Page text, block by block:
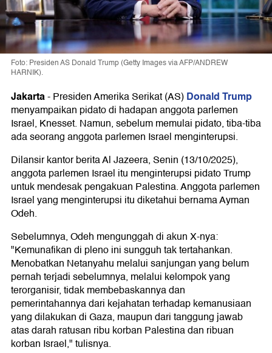
Foto: Presiden AS Donald Trump (Getty Images via AFP/ANDREW
HARNIK).
Jakarta-Presiden Amerika Serikat (AS)Donald Trump
menyampaikan pidato di hadapan anggota parlemen
Israel, Knesset. Namun, sebelum memulai pidato, tiba-tiba
ada seorang anggota parlemen Israel menginterupsi.
Dilansir kantor berita Al Jazeera, Senin (13/10/2025),
anggota parlemen Israel itu menginterupsi pidato Trump
untuk mendesak pengakuan Palestina. Anggota parlemen
Israel yang menginterupsi itu diketahui bernama Ayman
Odeh.
Sebelumnya, Odeh mengunggah di akun X-nya:
"Kemunafikan di pleno ini sungguh tak tertahankan.
Menobatkan Netanyahu melalui sanjungan yang belum
pernah terjadi sebelumnya, melalui kelompok yang
terorganisir, tidak membebaskannya dan
pemerintahannya dari kejahatan terhadap kemanusiaan
yang dilakukan di Gaza, maupun dari tanggung jawab
atas darah ratusan ribu korban Palestina dan ribuan
korban Israel," tulisnya.